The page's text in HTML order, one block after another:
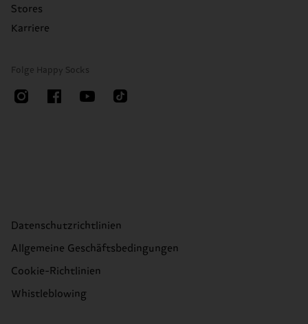
Stores
Karriere
Folge Happy Socks
Datenschutzrichtlinien
Allgemeine Geschäftsbedingungen
Cookie-Richtlinien
Whistleblowing